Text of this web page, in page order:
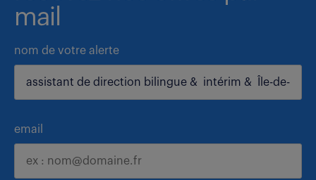
mail
nom de votre alerte
email